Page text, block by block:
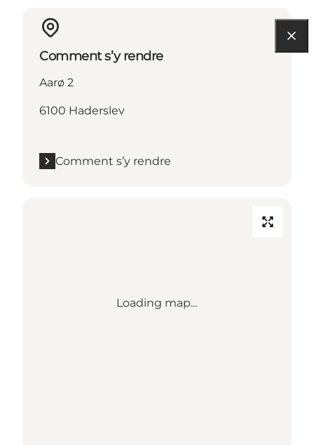
Comment s’y rendre
Aarø 2
6100 Haderslev
Comment s’y rendre
Loading map...